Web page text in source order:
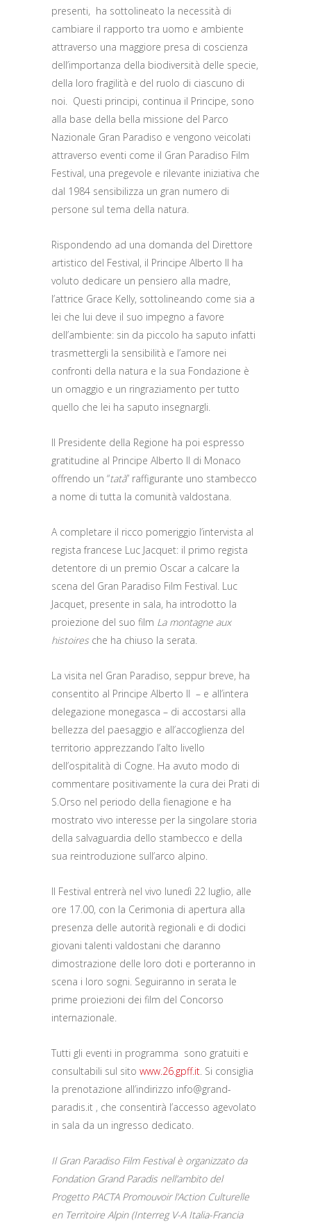
presenti, ha sottolineato la necessità di
cambiare il rapporto tra uomo e ambiente
attraverso una maggiore presa di coscienza
dell’importanza della biodiversità delle specie,
della loro fragilità e del ruolo di ciascuno di
noi. Questi principi, continua il Principe, sono
alla base della bella missione del Parco
Nazionale Gran Paradiso e vengono veicolati
attraverso eventi come il Gran Paradiso Film
Festival, una pregevole e rilevante iniziativa che
dal 1984 sensibilizza un gran numero di
persone sul tema della natura.
Rispondendo ad una domanda del Direttore
artistico del Festival, il Principe Alberto II ha
voluto dedicare un pensiero alla madre,
l’attrice Grace Kelly, sottolineando come sia a
lei che lui deve il suo impegno a favore
dell’ambiente: sin da piccolo ha saputo infatti
trasmettergli la sensibilità e l’amore nei
confronti della natura e la sua Fondazione è
un omaggio e un ringraziamento per tutto
quello che lei ha saputo insegnargli.
Il Presidente della Regione ha poi espresso
gratitudine al Principe Alberto II di Monaco
offrendo un “tatà” raffigurante uno stambecco
a nome di tutta la comunità valdostana.
A completare il ricco pomeriggio l’intervista al
regista francese Luc Jacquet: il primo regista
detentore di un premio Oscar a calcare la
scena del Gran Paradiso Film Festival. Luc
Jacquet, presente in sala, ha introdotto la
proiezione del suo film La montagne aux
histoires che ha chiuso la serata.
La visita nel Gran Paradiso, seppur breve, ha
consentito al Principe Alberto II – e all’intera
delegazione monegasca – di accostarsi alla
bellezza del paesaggio e all’accoglienza del
territorio apprezzando l’alto livello
dell’ospitalità di Cogne. Ha avuto modo di
commentare positivamente la cura dei Prati di
S.Orso nel periodo della fienagione e ha
mostrato vivo interesse per la singolare storia
della salvaguardia dello stambecco e della
sua reintroduzione sull’arco alpino.
Il Festival entrerà nel vivo lunedì 22 luglio, alle
ore 17.00, con la Cerimonia di apertura alla
presenza delle autorità regionali e di dodici
giovani talenti valdostani che daranno
dimostrazione delle loro doti e porteranno in
scena i loro sogni. Seguiranno in serata le
prime proiezioni dei film del Concorso
internazionale.
Tutti gli eventi in programma sono gratuiti e
consultabili sul sito www.26.gpff.it. Si consiglia
la prenotazione all’indirizzo info@grand-
paradis.it , che consentirà l’accesso agevolato
in sala da un ingresso dedicato.
Il Gran Paradiso Film Festival è organizzato da
Fondation Grand Paradis nell’ambito del
Progetto PACTA Promouvoir l’Action Culturelle
en Territoire Alpin (Interreg V-A Italia-Francia